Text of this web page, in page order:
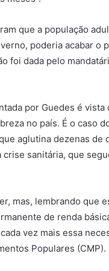
que a população
poderia acabar o
foi dada pelo
por Guedes é
no país. É o caso
aglutina dezenas de
sanitária, que
mas, lembrando que
de renda
vez mais essa
Populares (CMP).